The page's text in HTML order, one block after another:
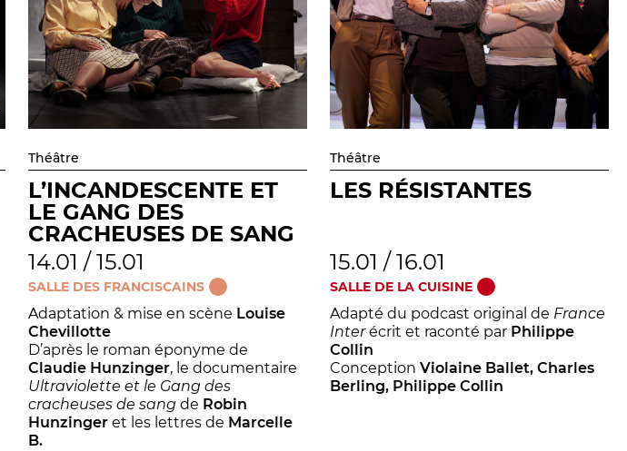
Théâtre
L’INCANDESCENTE ET
LE GANG DES
CRACHEUSES DE SANG
14.01 / 15.01
SALLE DES FRANCISCAINS
Adaptation & mise en scène Louise
Chevillotte
D’après le roman éponyme de
Claudie Hunzinger, le documentaire
Ultraviolette et le Gang des
cracheuses de sangde Robin
Hunzingeret les lettres de Marcelle
B.
Théâtre
LES RÉSISTANTES
15.01 / 16.01
SALLE DE LA CUISINE
Adapté du podcast original de France
Interécrit et raconté par Philippe
Collin
Conception Violaine Ballet, Charles
Berling, Philippe Collin